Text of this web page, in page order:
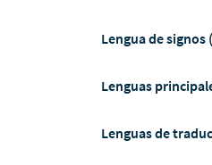
Lengua de signos
Lenguas
Lenguas de